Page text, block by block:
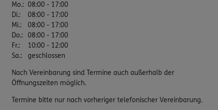
Mo.: 08:00 - 17:00
Di.:
08:00 - 17:00
Mi.:
08:00 - 17:00
Do.: 08:00 - 17:00
Fr.:
10:00 - 12:00
Sa.: geschlossen
Nach Vereinbarung sind Termine auch außerhalb der
Öffnungszeiten möglich.
Termine bitte nur nach vorheriger telefonischer Vereinbarung.